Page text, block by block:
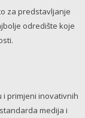
za predstavljanje
odredište koje
i primjeni inovativnih
medija i